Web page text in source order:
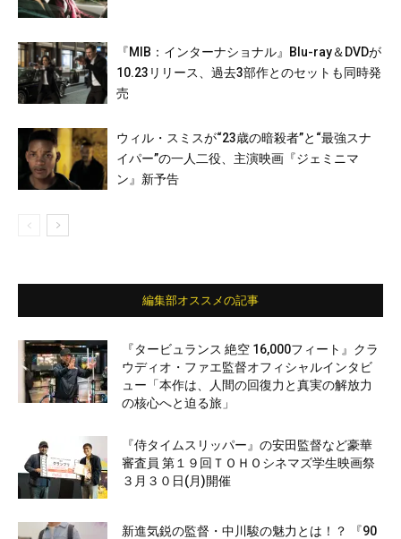
『MIB：インターナショナル』Blu-ray＆DVDが
10.23リリース、過去3部作とのセットも同時発
売
ウィル・スミスが“23歳の暗殺者”と“最強スナ
イパー”の一人二役、主演映画『ジェミニマ
ン』新予告
編集部オススメの記事
『タービュランス 絶空 16,000フィート』クラ
ウディオ・ファエ監督オフィシャルインタビ
ュー「本作は、人間の回復力と真実の解放力
の核心へと迫る旅」
『侍タイムスリッパー』の安田監督など豪華
審査員 第１９回ＴＯＨＯシネマズ学生映画祭
３月３０日(月)開催
新進気鋭の監督・中川駿の魅力とは！？ 『90